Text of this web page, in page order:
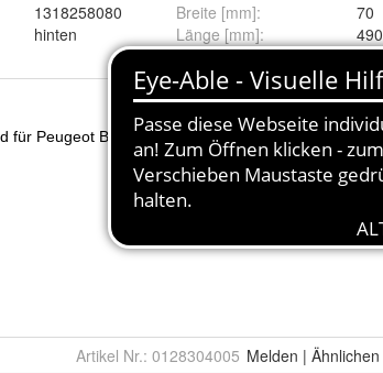
1318258080
hinten
Breite [mm]:
70
Länge [mm]: 490
Artikel Nr.: 0128304005 Melden | Ähnlichen